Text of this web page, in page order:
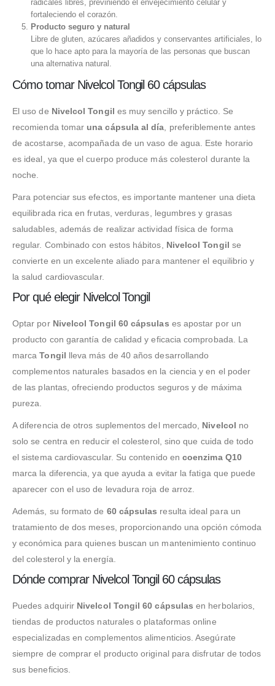
radicales libres, previniendo el envejecimiento celular y
fortaleciendo el corazón.
Producto seguro y natural
Libre de gluten, azúcares añadidos y conservantes artificiales, lo
que lo hace apto para la mayoría de las personas que buscan
una alternativa natural.
Cómo tomar Nivelcol Tongil 60 cápsulas
El uso de Nivelcol Tongil es muy sencillo y práctico. Se
recomienda tomar una cápsula al día, preferiblemente antes
de acostarse, acompañada de un vaso de agua. Este horario
es ideal, ya que el cuerpo produce más colesterol durante la
noche.
Para potenciar sus efectos, es importante mantener una dieta
equilibrada rica en frutas, verduras, legumbres y grasas
saludables, además de realizar actividad física de forma
regular. Combinado con estos hábitos, Nivelcol Tongil se
convierte en un excelente aliado para mantener el equilibrio y
la salud cardiovascular.
Por qué elegir Nivelcol Tongil
Optar por Nivelcol Tongil 60 cápsulas es apostar por un
producto con garantía de calidad y eficacia comprobada. La
marcaTongil lleva más de 40 años desarrollando
complementos naturales basados en la ciencia y en el poder
de las plantas, ofreciendo productos seguros y de máxima
pureza.
A diferencia de otros suplementos del mercado, Nivelcol no
solo se centra en reducir el colesterol, sino que cuida de todo
el sistema cardiovascular. Su contenido encoenzima Q10
marca la diferencia, ya que ayuda a evitar la fatiga que puede
aparecer con el uso de levadura roja de arroz.
Además, su formato de 60 cápsulas resulta ideal para un
tratamiento de dos meses, proporcionando una opción cómoda
y económica para quienes buscan un mantenimiento continuo
del colesterol y la energía.
Dónde comprar Nivelcol Tongil 60 cápsulas
Puedes adquirir Nivelcol Tongil 60 cápsulas en herbolarios,
tiendas de productos naturales o plataformas online
especializadas en complementos alimenticios. Asegúrate
siempre de comprar el producto original para disfrutar de todos
sus beneficios.